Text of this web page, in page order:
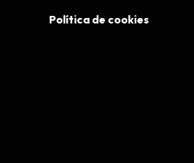
Política de cookies